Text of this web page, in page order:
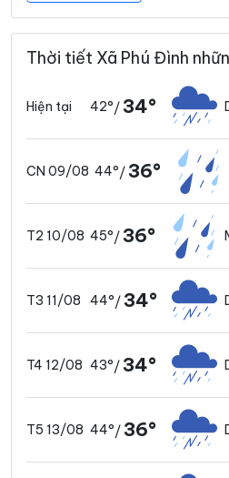
Thời tiết Xã Phú Đình
Hiện tại 42°/ 34°
CN 09/08 44°/ 36°
T2 10/08 45°/ 36°
T3 11/08 44°/ 34°
T4 12/08 43°/ 34°
T5 13/08 44°/ 36°